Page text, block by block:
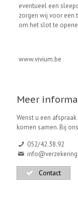
eventueel een
zorgen wij voor een
om het slot te
www.vivium.be
Meer
Wenst u een
komen samen. Bij
052/42.38.92
Contact